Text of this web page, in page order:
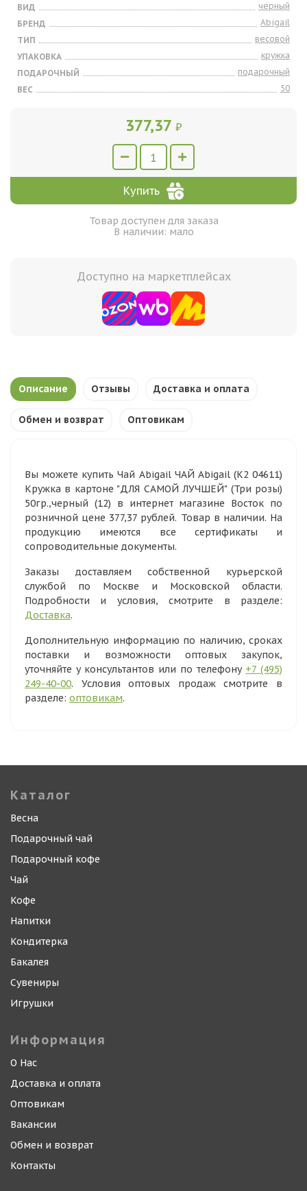
ВИД
черный
БРЕНД
Abigail
ТИП
весовой
УПАКОВКА
кружка
ПОДАРОЧНЫЙ
подарочный
ВЕС
50
377,37 ₽
Купить
Товар доступен для заказа
В наличии: мало
Доступно на маркетплейсах
Описание Отзывы Доставка и оплата
Обмен и возврат Оптовикам
Вы можете купить Чай Abigail ЧАЙ Abigail (К2 04611)
Кружка в картоне "ДЛЯ САМОЙ ЛУЧШЕЙ" (Три розы)
50гр.,черный (12) в интернет магазине Восток по
розничной цене 377,37 рублей. Товар в наличии. На
продукцию имеются все сертификаты и
сопроводительные документы.
Заказы доставляем собственной курьерской
службой по Москве и Московской области.
Подробности и условия, смотрите в разделе:
Доставка.
Дополнительную информацию по наличию, сроках
поставки и возможности оптовых закупок,
уточняйте у консультантов или по телефону +7 (495)
249-40-00. Условия оптовых продаж смотрите в
разделе: оптовикам.
Каталог
Весна
Подарочный чай
Подарочный кофе
Чай
Кофе
Напитки
Кондитерка
Бакалея
Сувениры
Игрушки
Информация
О Нас
Доставка и оплата
Оптовикам
Вакансии
Обмен и возврат
Контакты